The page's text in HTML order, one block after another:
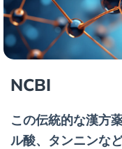
NCBI
この伝統的な漢方
ル酸、タンニンな